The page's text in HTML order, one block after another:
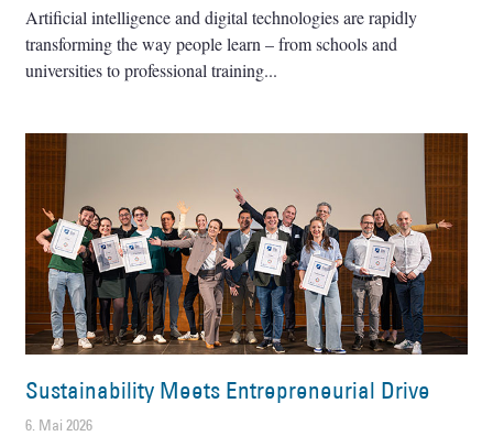
Artificial intelligence and digital technologies are rapidly
transforming the way people learn – from schools and
universities to professional training
Sustainability Meets Entrepreneurial Drive
6. Mai 2026